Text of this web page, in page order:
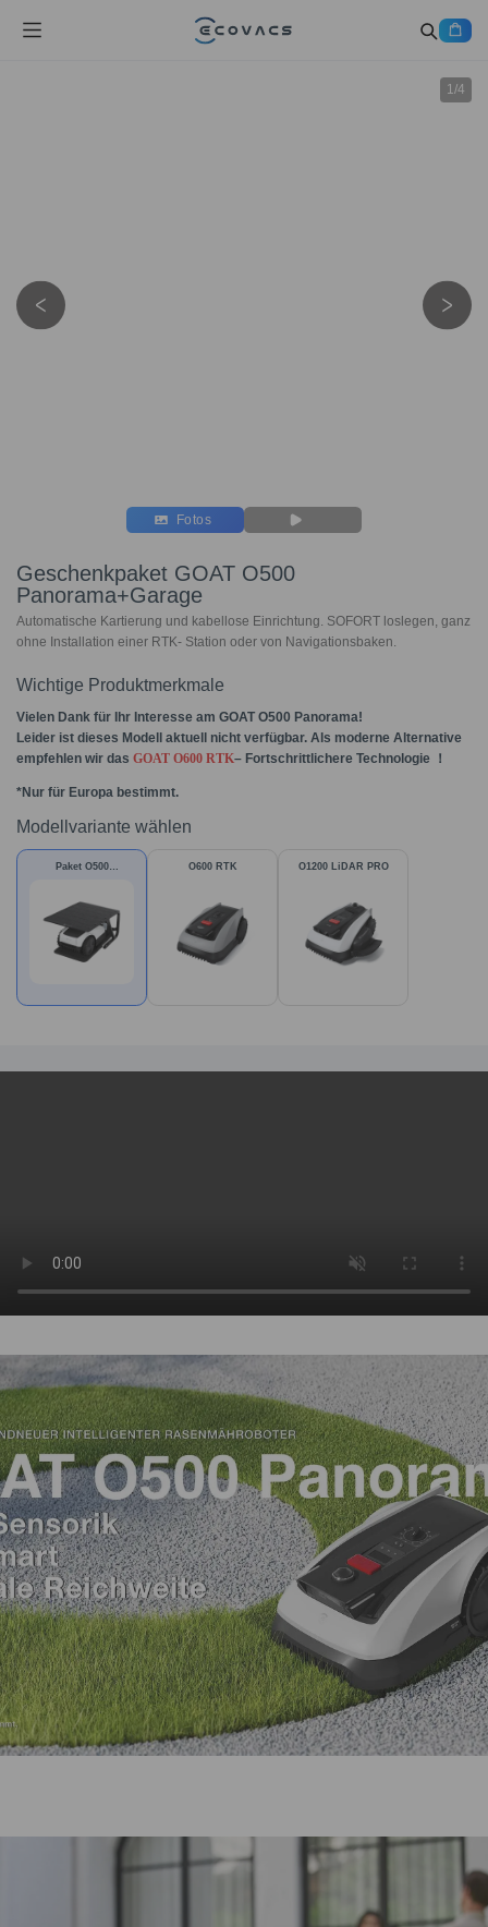
1/4
Fotos
Geschenkpaket GOAT O500
Panorama+Garage
Automatische Kartierung und kabellose Einrichtung. SOFORT loslegen, ganz
ohne Installation einer RTK- Station oder von Navigationsbaken.
Wichtige Produktmerkmale
Vielen Dank für Ihr Interesse am GOAT O500 Panorama!
Leider ist dieses Modell aktuell nicht verfügbar. Als moderne Alternative
empfehlen wir das GOAT O600 RTK– Fortschrittlichere Technologie ！
*Nur für Europa bestimmt.
Modellvariante wählen
Paket O500 O600 RTK O1200 LiDAR PRO